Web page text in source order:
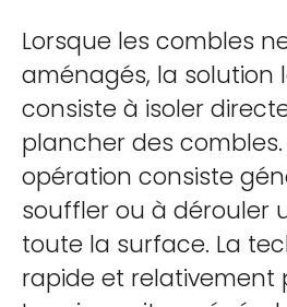
Lorsque les combles
aménagés, la solution
consiste à isoler
plancher des
opération consiste
souffler ou à dérouler
toute la surface. La
rapide et relativement